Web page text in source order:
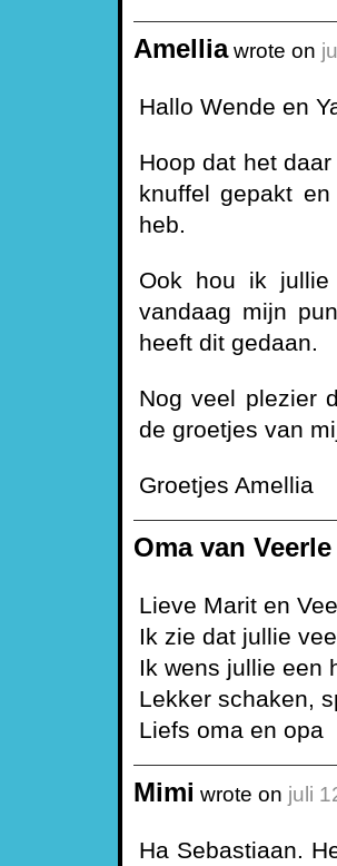
Amelliawrote on
Hallo Wende en
Hoop dat het
knuffel gepakt
heb.
Ook hou ik
vandaag mijn
heeft dit gedaan.
Nog veel plezier
de groetjes van
Groetjes Amellia
Oma van
Lieve Marit en
Ik zie dat jullie
Ik wens jullie een
Lekker schaken,
Liefs oma en opa
Mimi wrote on juli
Ha Sebastiaan.